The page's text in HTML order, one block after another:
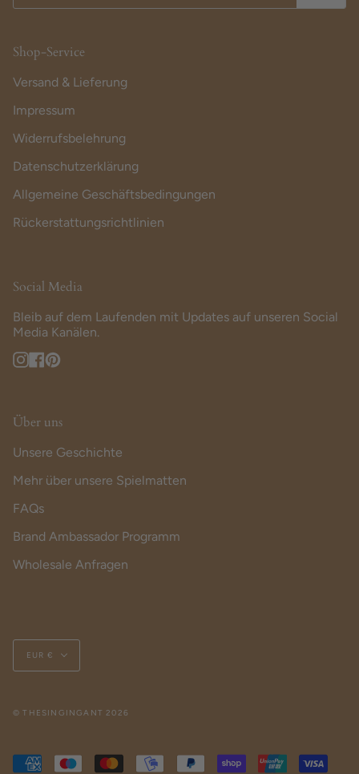
Shop-Service
Versand & Lieferung
Impressum
Widerrufsbelehrung
Datenschutzerklärung
Allgemeine Geschäftsbedingungen
Rückerstattungsrichtlinien
Social Media
Bleib auf dem Laufenden mit Updates auf unseren Social
Media Kanälen.
Instagram
Facebook
Über uns
Unsere Geschichte
Mehr über unsere Spielmatten
FAQs
Brand Ambassador Programm
Wholesale Anfragen
Currency
EUR €
© THESINGINGANT 2026